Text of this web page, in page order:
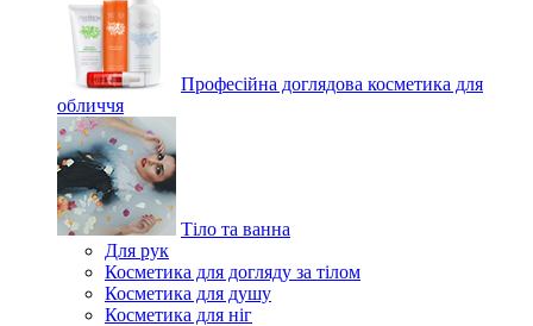
Професійна доглядова косметика для
обличчя
Тіло та ванна
Для рук
Косметика для догляду за тілом
Косметика для душу
Косметика для ніг